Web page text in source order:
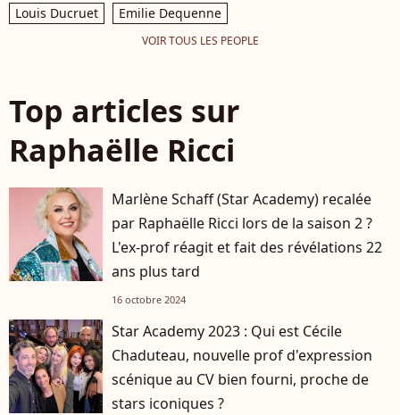
Louis Ducruet
Emilie Dequenne
VOIR TOUS LES PEOPLE
Top articles sur
Raphaëlle Ricci
Marlène Schaff (Star Academy) recalée
par Raphaëlle Ricci lors de la saison 2 ?
L'ex-prof réagit et fait des révélations 22
ans plus tard
16 octobre 2024
Star Academy 2023 : Qui est Cécile
Chaduteau, nouvelle prof d'expression
scénique au CV bien fourni, proche de
stars iconiques ?